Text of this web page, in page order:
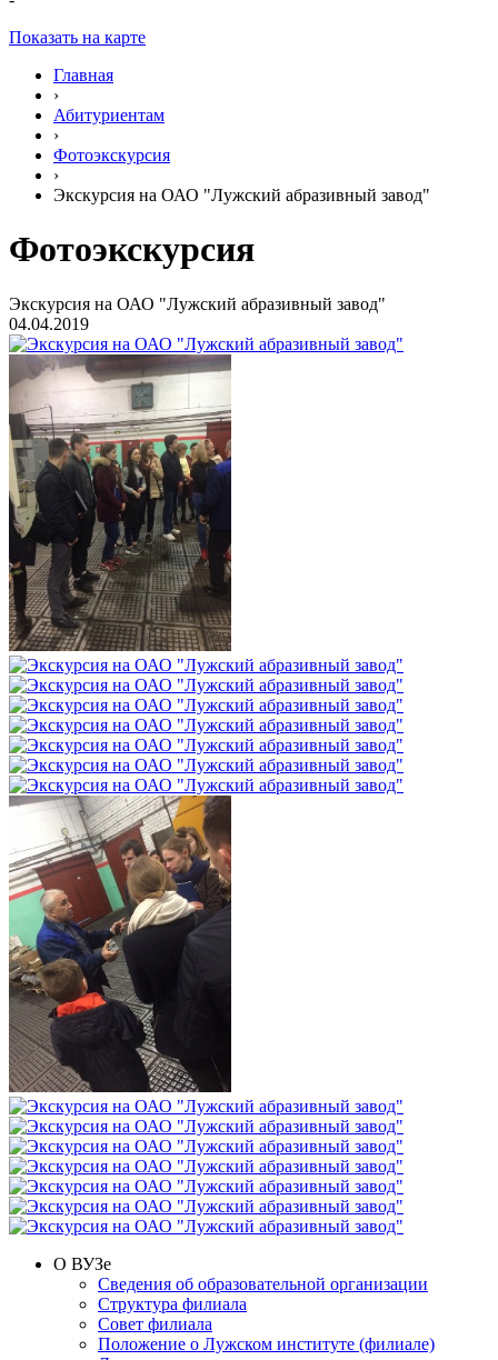
Показать на карте
Главная
›
Абитуриентам
›
Фотоэкскурсия
›
Экскурсия на ОАО "Лужский абразивный завод"
Фотоэкскурсия
Экскурсия на ОАО "Лужский абразивный завод"
04.04.2019
О ВУЗе
Сведения об образовательной организации
Структура филиала
Совет филиала
Положение о Лужском институте (филиале)